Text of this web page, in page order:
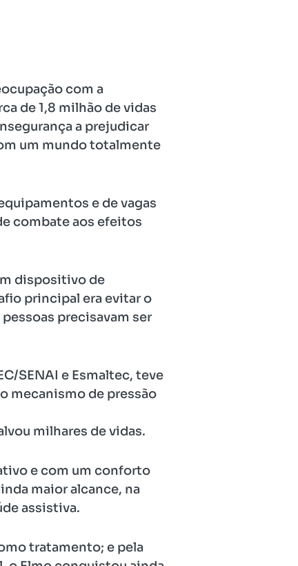
com a
de 1,8 milhão de vidas
a prejudicar
um mundo totalmente
e de vagas
combate aos efeitos
dispositivo de
principal era evitar o
precisavam ser
SENAI e Esmaltec, teve
mecanismo de pressão
milhares de vidas.
e com um conforto
maior alcance, na
assistiva.
tratamento; e pela